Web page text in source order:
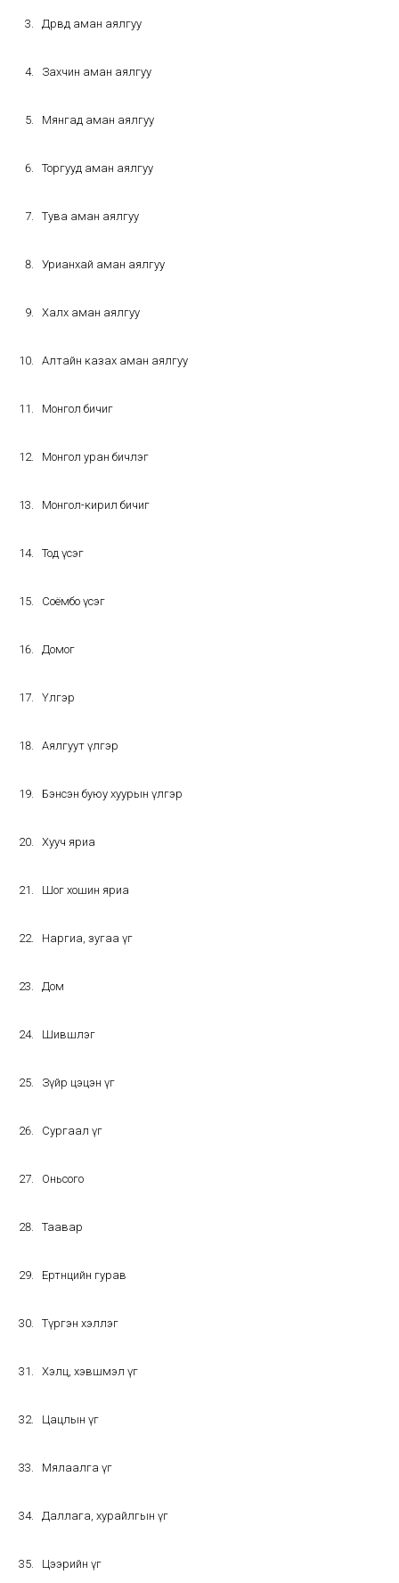
Дөрвөд аман аялгуу
Захчин аман аялгуу
Мянгад аман аялгуу
Торгууд аман аялгуу
Тува аман аялгуу
Урианхай аман аялгуу
Халх аман аялгуу
Алтайн казах аман аялгуу
Монгол бичиг
Монгол уран бичлэг
Монгол-кирил бичиг
Тод үсэг
Соёмбо үсэг
Домог
Үлгэр
Аялгуут үлгэр
Бэнсэн буюу хуурын үлгэр
Хууч яриа
Шог хошин яриа
Наргиа, зугаа үг
Дом
Шившлэг
Зүйр цэцэн үг
Сургаал үг
Оньсого
Таавар
Ертөнцийн гурав
Түргэн хэллэг
Хэлц, хэвшмэл үг
Цацлын үг
Мялаалга үг
Даллага, хурайлгын үг
Цээрийн үг